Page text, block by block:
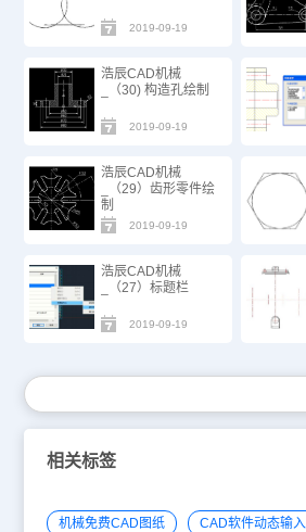
2019-09-19
浩辰CAD机械
_（30) 构造孔绘制
2019-09-19
浩辰CAD机械
_（29）齿形零件绘
制
2019-09-19
浩辰CAD机械
_（27）标题栏
2019-09-19
相关标签
机械免费CAD图纸 CAD软件动态输入